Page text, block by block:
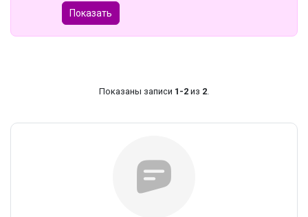
Показать
Показаны записи 1-2 из 2